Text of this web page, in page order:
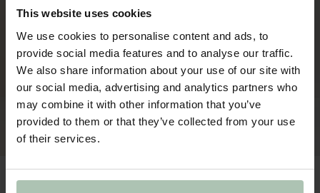
This website uses cookies
We use cookies to personalise content and ads, to
provide social media features and to analyse our traffic.
We also share information about your use of our site with
our social media, advertising and analytics partners who
may combine it with other information that you’ve
provided to them or that they’ve collected from your use
of their services.